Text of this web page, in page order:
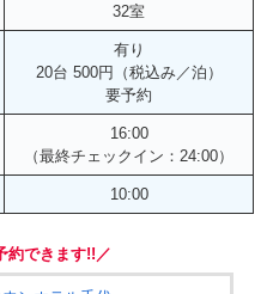
32室
有り
20台 500円（税込み／泊）
要予約
16:00
（最終チェックイン：24:00）
10:00
約できます!!／